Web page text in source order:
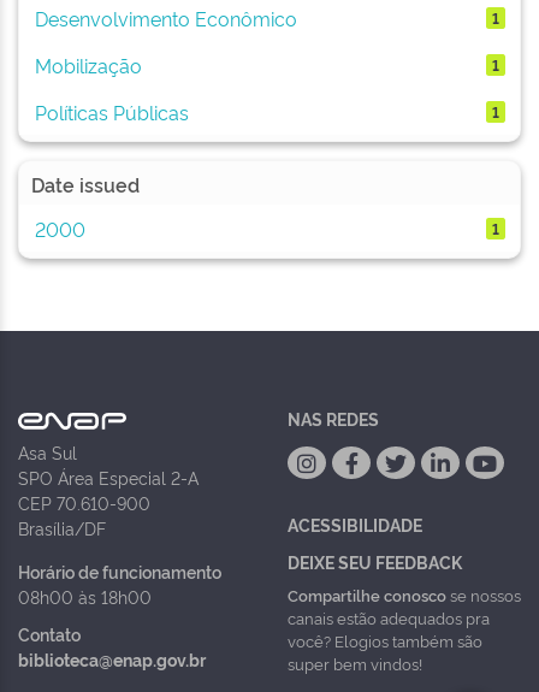
Desenvolvimento Econômico
1
Mobilização 1
Políticas Públicas 1
Date issued
2000
1
Asa Sul
SPO Área Especial 2-A
CEP 70.610-900
Brasília/DF
Horário de funcionamento
08h00 às 18h00
Contato
biblioteca@enap.gov.br
NAS REDES
ACESSIBILIDADE
DEIXE SEU FEEDBACK
Compartilhe conoscose nossos
canais estão adequados pra
você? Elogios também são
super bem vindos!